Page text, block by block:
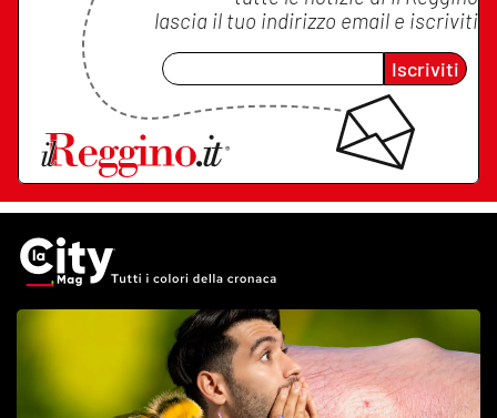
lascia il tuo indirizzo email e iscriviti
Iscriviti